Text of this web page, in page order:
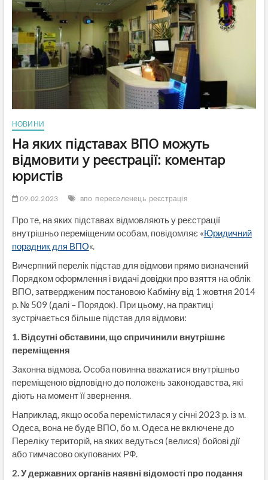
НОВИНИ
На яких підставах ВПО можуть
відмовити у реєстрації: коментар
юристів
09.02.2023 впо переселенець реєстрація
Про те, на яких підставах відмовляють у реєстрації
внутрішньо переміщеним особам, повідомляє «Юридичний
порадник для ВПО«.
Вичерпний перелік підстав для відмови прямо визначений
Порядком оформлення і видачі довідки про взяття на облік
ВПО, затвердженим постановою Кабміну від 1 жовтня 2014
р. № 509 (далі – Порядок). При цьому, на практиці
зустрічається більше підстав для відмови:
1. Відсутні обставини, що спричинили внутрішнє
переміщення
Законна відмова. Особа повинна вважатися внутрішньо
переміщеною відповідно до положень законодавства, які
діють на момент її звернення.
Наприклад, якщо особа перемістилася у січні 2023 р. із м.
Одеса, вона не буде ВПО, бо м. Одеса не включене до
Переліку територій, на яких ведуться (велися) бойові дії
або тимчасово окупованих РФ.
2. У державних органів наявні відомості про подання